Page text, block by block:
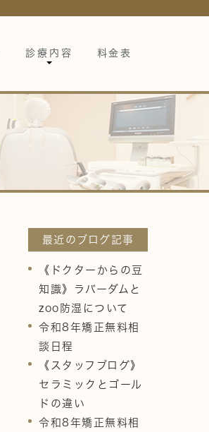
診療内容 料金表
最近のブログ記事
《ドクターからの豆
知識》ラバーダムと
zoo防湿について
令和8年矯正無料相
談日程
《スタッフブログ》
セラミックとゴール
ドの違い
令和8年矯正無料相